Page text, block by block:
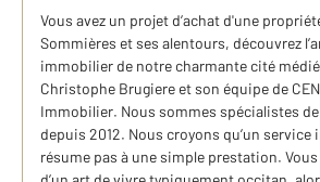
Vous avez un projet d’achat d'une
Sommières et ses alentours, découvrez
immobilier de notre charmante cité
Christophe Brugiere et son équipe de
Immobilier. Nous sommes spécialistes
depuis 2012. Nous croyons qu’un
résume pas à une simple prestation.